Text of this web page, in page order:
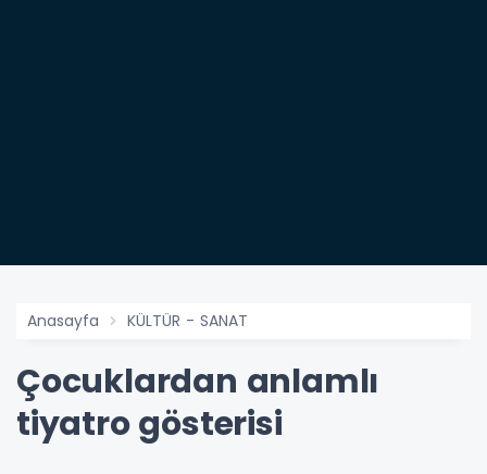
Anasayfa KÜLTÜR - SANAT
Çocuklardan anlamlı
tiyatro gösterisi